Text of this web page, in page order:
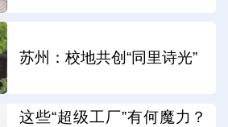
苏州：校地共创“同里诗光”
这些“超级工厂”有何魔力？